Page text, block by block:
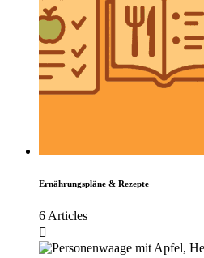
Ernährungspläne & Rezepte
6 Articles